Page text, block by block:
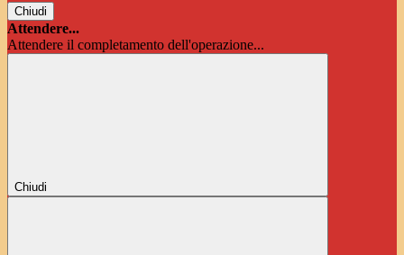
Chiudi
Attendere...
Attendere il completamento dell'operazione...
Chiudi